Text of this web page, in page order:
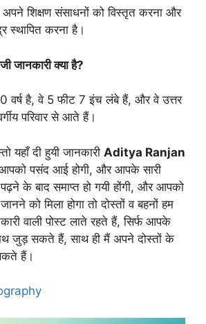
अपने शिक्षण संसाधनों को विस्तृत करना और
स्थापित करना है।
जानकारी क्या है?
वर्ष है, वे 5 फीट 7 इंच लंबे हैं, और वे उत्तर
परिवार से आते हैं।
यहाँ दी हुयी जानकारी Aditya Ranjan
पसंद आई होगी, और आपके सारी
के बाद समाप्त हो गयी होंगी, और आपको
को मिला होगा तो दोस्तों व बहनों हम
वाली पोस्ट लाते रहते हैं, सिर्फ आपके
जुड़ सकते हैं, साथ ही मैं अपने दोस्तों के
हैं।